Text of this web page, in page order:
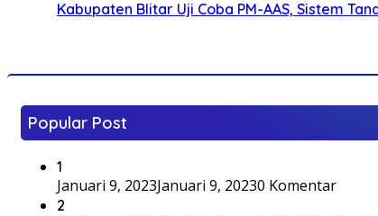
Kabupaten Blitar Uji Coba PM-AAS, Sistem
Popular Post
1
Januari 9, 2023Januari 9, 20230 Komentar
2